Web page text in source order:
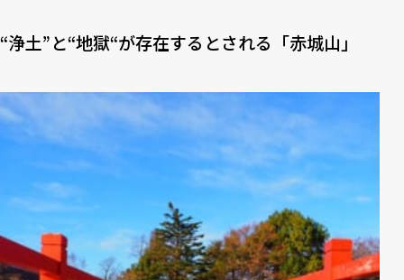
“浄土”と“地獄“が存在するとされる「赤城山」